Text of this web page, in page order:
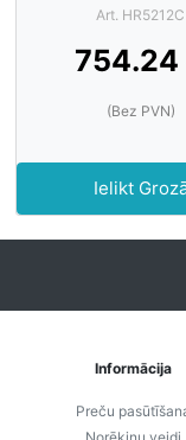
Art. HR5212C
754.24
(Bez PVN)
Ielikt
Informācija
Preču